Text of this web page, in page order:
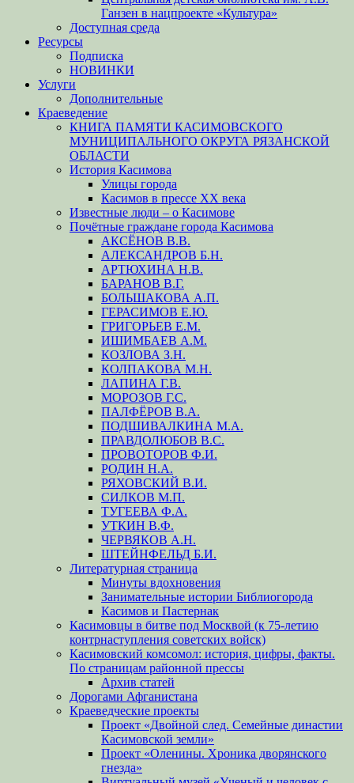
Ганзен в нацпроекте «Культура»
Доступная среда
Ресурсы
Подписка
НОВИНКИ
Услуги
Дополнительные
Краеведение
КНИГА ПАМЯТИ КАСИМОВСКОГО
МУНИЦИПАЛЬНОГО ОКРУГА РЯЗАНСКОЙ
ОБЛАСТИ
История Касимова
Улицы города
Касимов в прессе XX века
Известные люди – о Касимове
Почётные граждане города Касимова
АКСЁНОВ В.В.
АЛЕКСАНДРОВ Б.Н.
АРТЮХИНА Н.В.
БАРАНОВ В.Г.
БОЛЬШАКОВА А.П.
ГЕРАСИМОВ Е.Ю.
ГРИГОРЬЕВ Е.М.
ИШИМБАЕВ А.М.
КОЗЛОВА З.Н.
КОЛПАКОВА М.Н.
ЛАПИНА Г.В.
МОРОЗОВ Г.С.
ПАЛФЁРОВ В.А.
ПОДШИВАЛКИНА М.А.
ПРАВДОЛЮБОВ В.С.
ПРОВОТОРОВ Ф.И.
РОДИН Н.А.
РЯХОВСКИЙ В.И.
СИЛКОВ М.П.
ТУГЕЕВА Ф.А.
УТКИН В.Ф.
ЧЕРВЯКОВ А.Н.
ШТЕЙНФЕЛЬД Б.И.
Литературная страница
Минуты вдохновения
Занимательные истории Библиогорода
Касимов и Пастернак
Касимовцы в битве под Москвой (к 75-летию
контрнаступления советских войск)
Касимовский комсомол: история, цифры, факты.
По страницам районной прессы
Архив статей
Дорогами Афганистана
Краеведческие проекты
Проект «Двойной след. Семейные династии
Касимовской земли»
Проект «Оленины. Хроника дворянского
гнезда»